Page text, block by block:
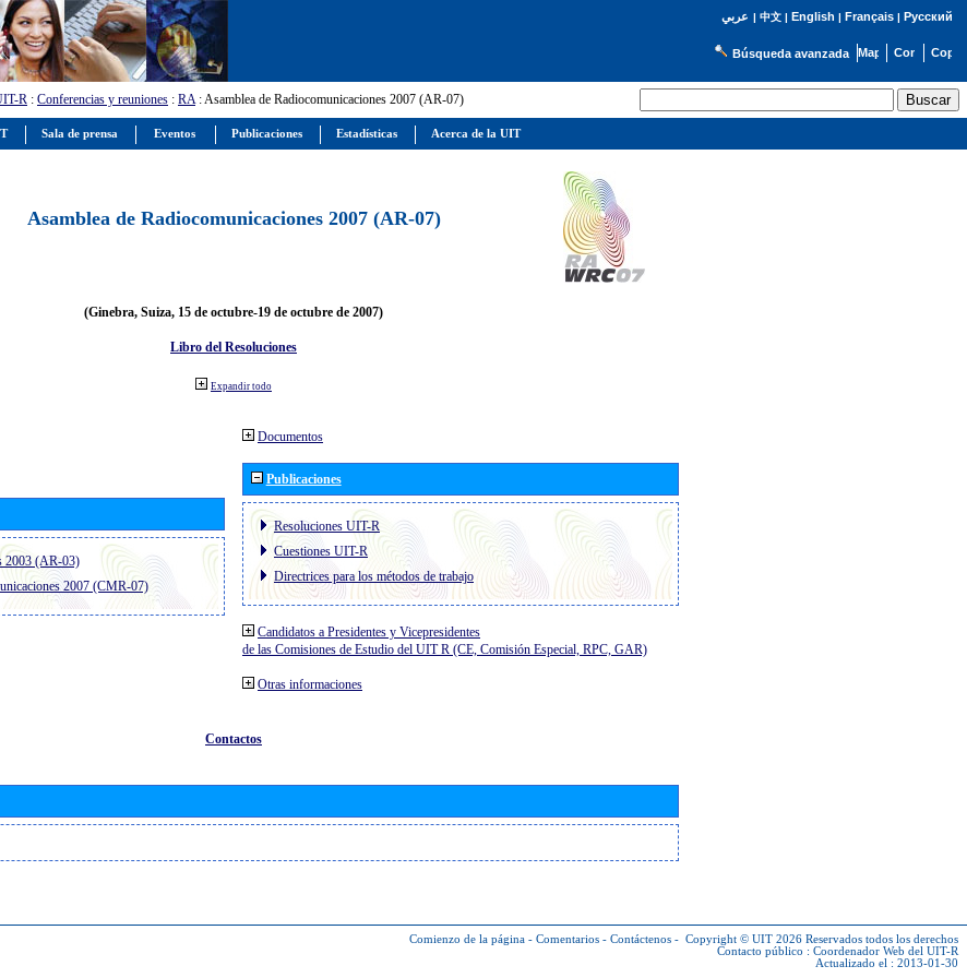
عربي | 中文| English | Français| Русский
Búsqueda avanzada
R : Conferencias y reuniones : RA: Asamblea de Radiocomunicaciones 2007 (AR-07)
Asamblea de Radiocomunicaciones 2007 (AR-07)
(Ginebra, Suiza, 15 de octubre-19 de octubre de 2007)
Libro del Resoluciones
Expandir todo
2003 (AR-03)
2007 (CMR-07)
Documentos
Publicaciones
Resoluciones UIT-R
Cuestiones UIT-R
Directrices para los métodos de trabajo
Candidatos a Presidentes y Vicepresidentes
de las Comisiones de Estudio del UIT R (CE, Comisión Especial, RPC, GAR)
Otras informaciones
Contactos
Comienzo de la página - Comentarios - Contáctenos - Copyright © UIT 2026 Reservados todos los derechos
Contacto público : Coordenador Web del UIT-R
Actualizado el : 2013-01-30
Sala de prensa Eventos Publicaciones Estadísticas Acerca de la UIT